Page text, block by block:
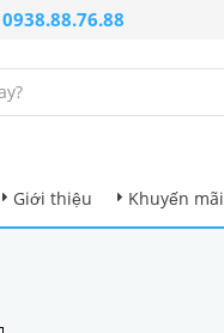
0938.88.76.88
Giới thiệu Khuyến mãi